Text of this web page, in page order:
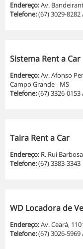
Endereço:Av.
Telefone:(67) 3029-
Sistema Rent a Car
Endereço:Av. Afonso
Campo Grande - MS
Telefone:(67) 3326-
Taira Rent a Car
Endereço: R. Rui
Telefone:(67) 3383-3343
WD Locadora de
Endereço:Av. Ceará,
Telefone:(67) 3026-5969